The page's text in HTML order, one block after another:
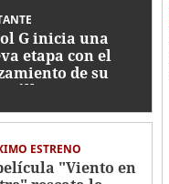
G inicia una
etapa con el
de su
álbum
ESTRENO
"Viento en